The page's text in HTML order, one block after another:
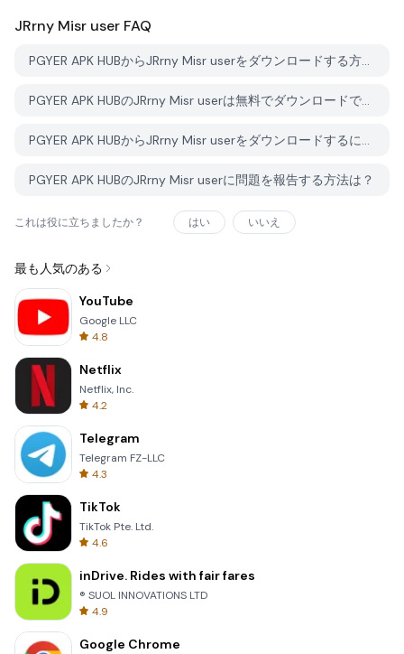
JRrny Misr user FAQ
PGYER APK HUBからJRrny Misr userをダウンロードする方法は？
PGYER APK HUBのJRrny Misr userは無料でダウンロードできますか？
PGYER APK HUBからJRrny Misr userをダウンロードするにはアカウントが必要ですか？
PGYER APK HUBのJRrny Misr userに問題を報告する方法は？
これは役に立ちましたか？ はい いいえ
最も人気のある
YouTube
Google LLC
4.8
Netflix
Netflix, Inc.
4.2
Telegram
Telegram FZ-LLC
4.3
TikTok
TikTok Pte. Ltd.
4.6
inDrive. Rides with fair fares
® SUOL INNOVATIONS LTD
4.9
Google Chrome